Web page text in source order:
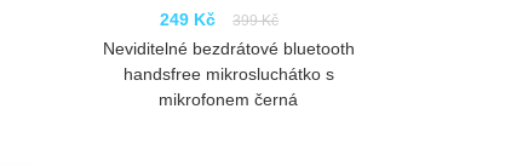
249 Kč 399 Kč
Neviditelné bezdrátové bluetooth
handsfree mikrosluchátko s
mikrofonem černá